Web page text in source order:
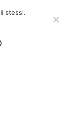
stessi.